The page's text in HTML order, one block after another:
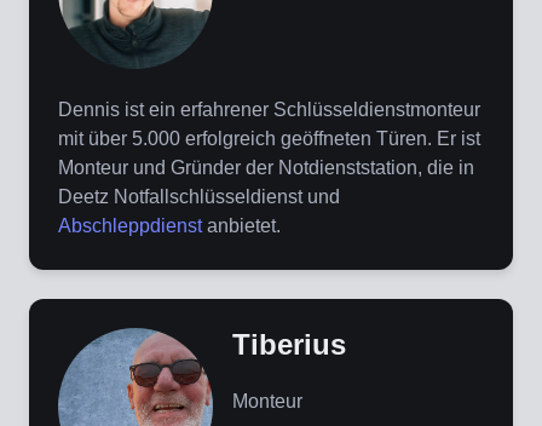
Dennis ist ein erfahrener Schlüsseldienstmonteur
mit über 5.000 erfolgreich geöffneten Türen. Er ist
Monteur und Gründer der Notdienststation, die in
Deetz Notfallschlüsseldienst und
Abschleppdienstanbietet.
Tiberius
Monteur